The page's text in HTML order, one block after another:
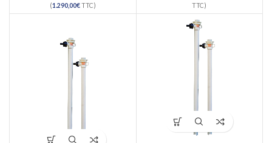
(1.290,00€TTC)
TTC)